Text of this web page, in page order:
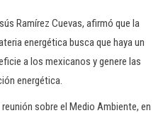
Ramírez Cuevas, afirmó que la
energética busca que haya un
a los mexicanos y genere las
energética.
sobre el Medio Ambiente, en